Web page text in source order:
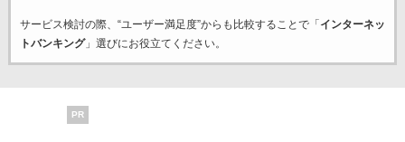
サービス検討の際、“ユーザー満足度”からも比較することで「 インターネッ
トバンキング」選びにお役立てください。
PR